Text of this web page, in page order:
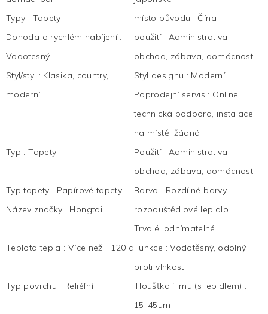
Typy : Tapety místo původu : Čína
Dohoda o rychlém nabíjení :
Vodotesný
použití : Administrativa,
obchod, zábava, domácnost
Styl/styl : Klasika, country,
moderní
Styl designu : Moderní
Poprodejní servis : Online
technická podpora, instalace
na místě, žádná
Typ :Tapety Použití : Administrativa,
obchod, zábava, domácnost
Typ tapety : Papírové tapety Barva : Rozdílné barvy
Název značky : Hongtai rozpouštědlové lepidlo :
Trvalé, odnímatelné
Teplota tepla : Více než +120 cFunkce :Vodotěsný, odolný
proti vlhkosti
Typ povrchu : Reliéfní Tloušťka filmu (s lepidlem) :
15-45um